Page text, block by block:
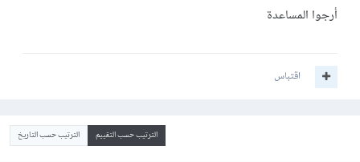
أرجوا المساعدة
اقتباس
الترتيب حسب التقييم الترتيب حسب التاريخ